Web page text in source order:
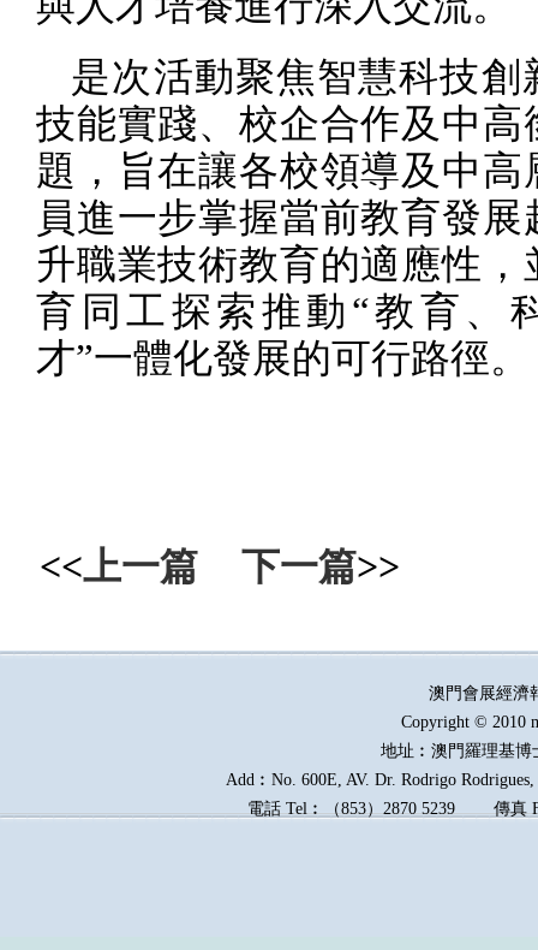
是次活動聚焦智慧科技創
技能實踐、校企合作及中高
題，旨在讓各校領導及中高
員進一步掌握當前教育發展
升職業技術教育的適應性，
育同工探索推動“教育、
才”一體化發展的可行路徑。
<<上一篇 下一篇>>
澳門會展經
Copyright © 2010
地址︰澳門羅理基博
Add︰No. 600E, AV. Dr. Rodrigo
電話 Tel︰（853）2870 5239傳真